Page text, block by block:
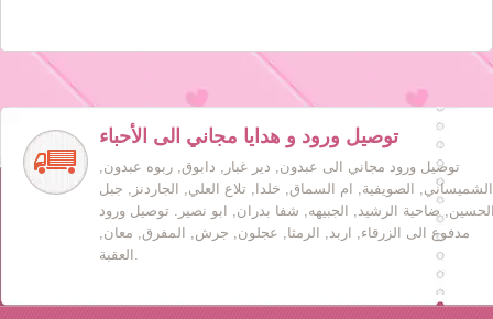
توصيل ورود و هدايا مجاني الى الأحباء
توصيل ورود مجاني الى عبدون, دير غبار, دابوق, ربوه عبدون,
الشميساني, الصويفية, ام السماق, خلدا, تلاع العلي, الجاردنز, جبل
ضاحية الرشيد, الجبيهه, شفا بدران, ابو نصير. توصيل ورود
مدفوع الى الزرقاء, اربد, الرمثا, عجلون, جرش, المفرق, معان,
العقبة.